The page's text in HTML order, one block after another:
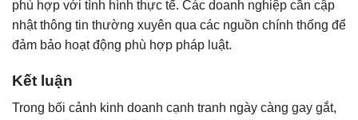
phù hợp với tình hình thực tế. Các doanh nghiệp cần cập
nhật thông tin thường xuyên qua các nguồn chính thống để
đảm bảo hoạt động phù hợp pháp luật.
Kết luận
Trong bối cảnh kinh doanh cạnh tranh ngày càng gay gắt,